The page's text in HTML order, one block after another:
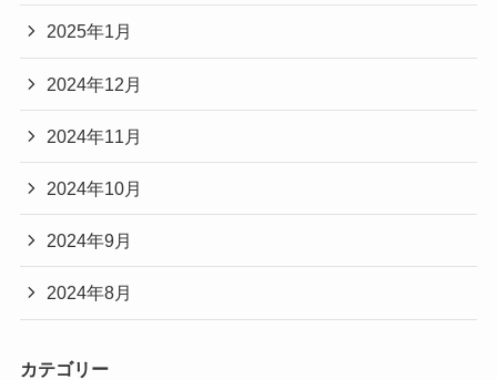
2025年1月
2024年12月
2024年11月
2024年10月
2024年9月
2024年8月
カテゴリー